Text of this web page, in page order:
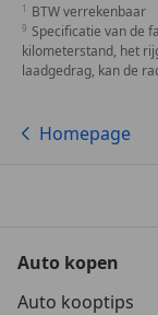
BTW verrekenbaar
Specificatie van de
kilometerstand, het
laadgedrag, kan de
Homepage
Auto kopen
Auto kooptips